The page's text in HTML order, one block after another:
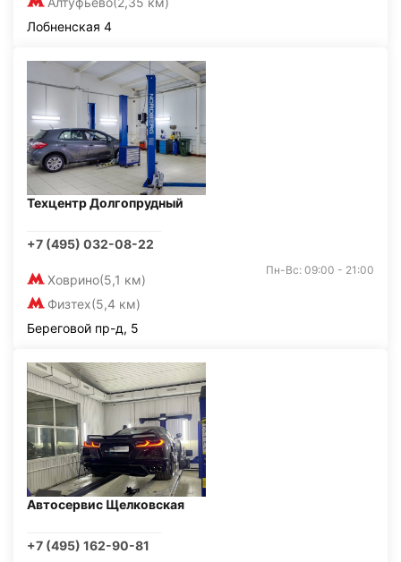
Лобненская 4
Техцентр Долгопрудный
+7 (495) 032-08-22
Ховрино(5,1 км)
Физтех(5,4 км)
Пн-Вс: 09:00 - 21:00
Береговой пр-д, 5
Автосервис Щелковская
+7 (495) 162-90-81